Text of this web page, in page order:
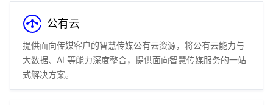
公有云
提供面向传媒客户的智慧传媒公有云资源，将公有云能力与
大数据、AI 等能力深度整合，提供面向智慧传媒服务的一站
式解决方案。